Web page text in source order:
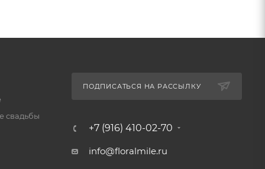
свадьбы
ПОДПИСАТЬСЯ НА РАССЫЛКУ
+7 (916) 410-02-70
info@floralmile.ru